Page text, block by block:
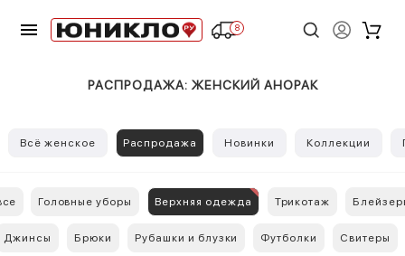
8
РАСПРОДАЖА: ЖЕНСКИЙ АНОРАК
Всё женское Распродажа Новинки Коллекции
Головные уборы Верхняя одежда Трикотаж
Джинсы Брюки Рубашки и блузки Футболки Свитеры